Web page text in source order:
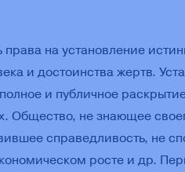
на установление
и достоинства жертв.
и публичное
Общество, не знающее
справедливость, не
росте и др.